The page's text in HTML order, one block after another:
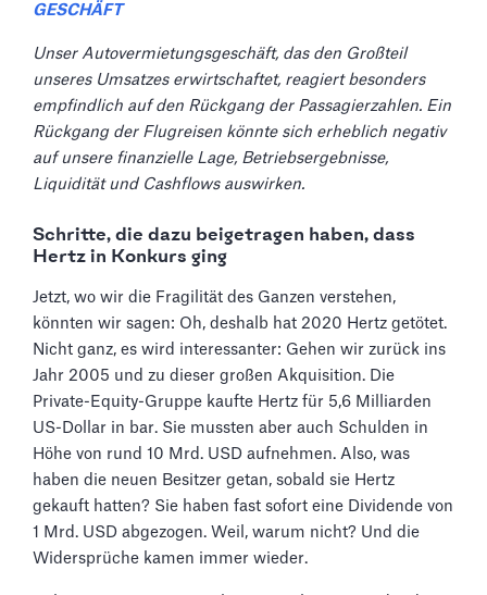
GESCHÄFT
Unser Autovermietungsgeschäft, das den Großteil
unseres Umsatzes erwirtschaftet, reagiert besonders
empfindlich auf den Rückgang der Passagierzahlen. Ein
Rückgang der Flugreisen könnte sich erheblich negativ
auf unsere finanzielle Lage, Betriebsergebnisse,
Liquidität und Cashflows auswirken.
Schritte, die dazu beigetragen haben, dass
Hertz in Konkurs ging
Jetzt, wo wir die Fragilität des Ganzen verstehen,
könnten wir sagen: Oh, deshalb hat 2020 Hertz getötet.
Nicht ganz, es wird interessanter: Gehen wir zurück ins
Jahr 2005 und zu dieser großen Akquisition. Die
Private-Equity-Gruppe kaufte Hertz für 5,6 Milliarden
US-Dollar in bar. Sie mussten aber auch Schulden in
Höhe von rund 10 Mrd. USD aufnehmen. Also, was
haben die neuen Besitzer getan, sobald sie Hertz
gekauft hatten? Sie haben fast sofort eine Dividende von
1 Mrd. USD abgezogen. Weil, warum nicht? Und die
Widersprüche kamen immer wieder.